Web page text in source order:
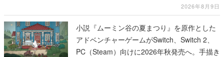
2026年8月9日
小説『ムーミン谷の夏まつり』を原作とした
アドベンチャーゲームがSwitch、Switch 2、
PC（Steam）向けに2026年秋発売へ。手描き